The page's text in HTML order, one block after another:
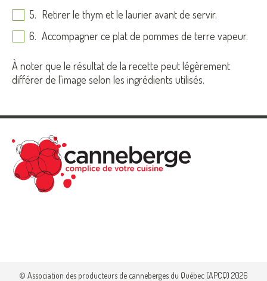
Retirer le thym et le laurier avant de servir.
Accompagner ce plat de pommes de terre vapeur.
À noter que le résultat de la recette peut légèrement
différer de l'image selon les ingrédients utilisés.
© Association des producteurs de canneberges du Québec (APCQ) 2026